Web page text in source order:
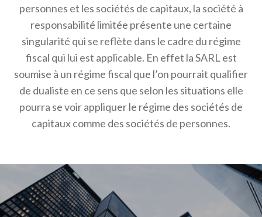
personnes et les sociétés de capitaux, la société à
responsabilité limitée présente une certaine
singularité qui se reflète dans le cadre du régime
fiscal qui lui est applicable. En effet la SARL est
soumise à un régime fiscal que l’on pourrait qualifier
de dualiste en ce sens que selon les situations elle
pourra se voir appliquer le régime des sociétés de
capitaux comme des sociétés de personnes.